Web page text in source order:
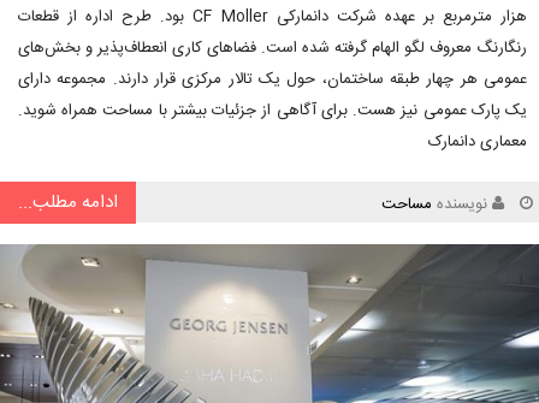
هزار مترمربع بر عهده شرکت دانمارکی CF Moller بود. طرح اداره از قطعات
رنگارنگ معروف لگو الهام گرفته شده است. فضاهای کاری انعطاف‌پذیر و بخش‌های
عمومی هر چهار طبقه ساختمان، حول یک تالار مرکزی قرار دارند. مجموعه دارای
یک پارک عمومی نیز هست. برای آگاهی از جزئیات بیشتر با مساحت همراه شوید.
معماری دانمارک
نویسنده مساحت ادامه مطلب...